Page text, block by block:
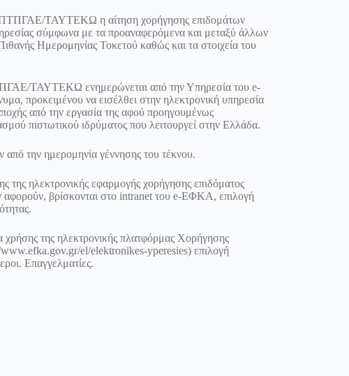
ΤΑΥΤΕΚΩ η αίτηση χορήγησης επιδομάτων
σύμφωνα με τα προαναφερόμενα και μεταξύ άλλων
Ημερομηνίας Τοκετού καθώς και τα στοιχεία του
ΤΑΥΤΕΚΩ ενημερώνεται από την Υπηρεσία του e-
προκειμένου να εισέλθει στην ηλεκτρονική υπηρεσία
από την εργασία της αφού προηγουμένως
πιστωτικού ιδρύματος που λειτουργεί στην Ελλάδα.
την ημερομηνία γέννησης του τέκνου.
της ηλεκτρονικής εφαρμογής χορήγησης επιδόματος
αφορούν, βρίσκονται στο intranet του e-ΕΦΚΑ, επιλογή
χρήσης της ηλεκτρονικής πλατφόρμας Χορήγησης
el/elektronikes-yperesies) επιλογή
Επαγγελματίες.